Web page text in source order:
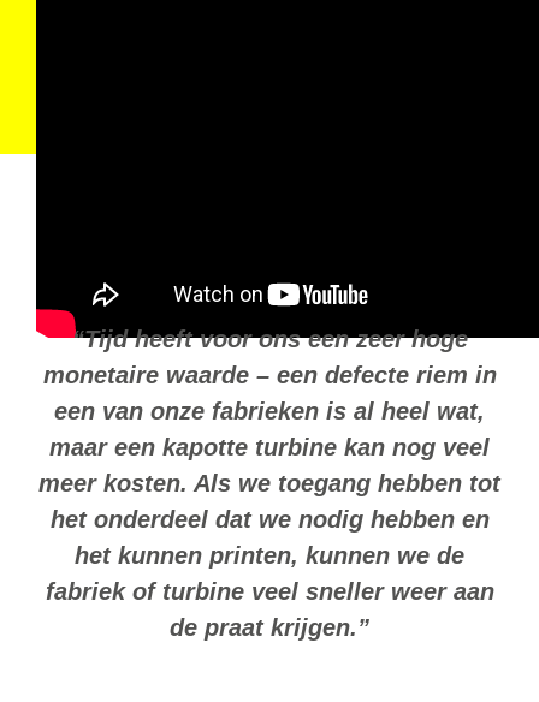
“Tijd heeft voor ons een zeer hoge
monetaire waarde – een defecte riem in
een van onze fabrieken is al heel wat,
maar een kapotte turbine kan nog veel
meer kosten. Als we toegang hebben tot
het onderdeel dat we nodig hebben en
het kunnen printen, kunnen we de
fabriek of turbine veel sneller weer aan
de praat krijgen.”